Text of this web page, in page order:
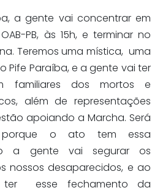
a gente vai concentrar em
PB, às 15h, e terminar no
Teremos uma mística, uma
Pife Paraíba, e a gente vai ter
familiares dos mortos e
além de representações
apoiando a Marcha. Será
porque o ato tem essa
a gente vai segurar os
nossos desaparecidos, e ao
esse fechamento da